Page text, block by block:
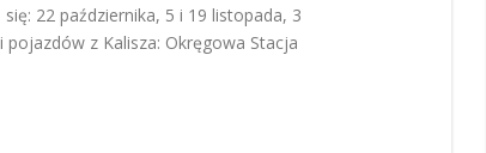
22 października, 5 i 19 listopada, 3
pojazdów z Kalisza: Okręgowa Stacja